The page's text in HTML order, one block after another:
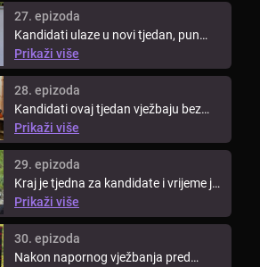
27. epizoda
Kandidati ulaze u novi tjedan, pun
novih izazova. Parovi više ne ...
Prikaži više
28. epizoda
Kandidati ovaj tjedan vježbaju bez
trenera. Koji tim će biti bolji i ...
Prikaži više
29. epizoda
Kraj je tjedna za kandidate i vrijeme je
za novo vaganje. Pogledajte ...
Prikaži više
30. epizoda
Nakon napornog vježbanja pred